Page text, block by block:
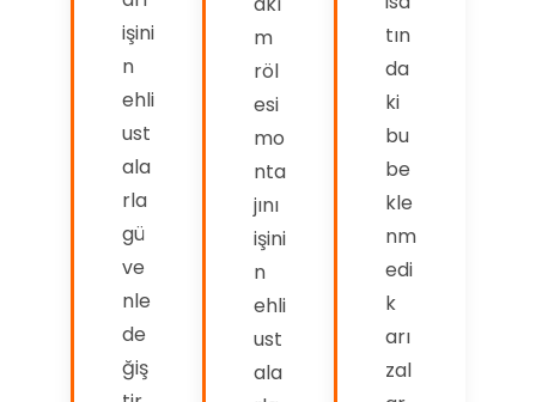
işini
n
ehli
ust
ala
rla
gü
ve
nle
de
ğiş
m
röl
esi
mo
nta
jını
işini
n
ehli
ust
ala
tın
da
ki
bu
be
kle
nm
edi
k
arı
zal